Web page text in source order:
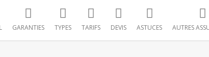
GARANTIES TYPES TARIFS DEVIS ASTUCES AUTRES